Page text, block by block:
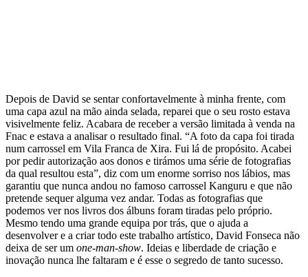
Depois de David se sentar confortavelmente à minha frente, com
uma capa azul na mão ainda selada, reparei que o seu rosto estava
visivelmente feliz. Acabara de receber a versão limitada à venda na
Fnac e estava a analisar o resultado final. “A foto da capa foi tirada
num carrossel em Vila Franca de Xira. Fui lá de propósito. Acabei
por pedir autorização aos donos e tirámos uma série de fotografias
da qual resultou esta”, diz com um enorme sorriso nos lábios, mas
garantiu que nunca andou no famoso carrossel Kanguru e que não
pretende sequer alguma vez andar. Todas as fotografias que
podemos ver nos livros dos álbuns foram tiradas pelo próprio.
Mesmo tendo uma grande equipa por trás, que o ajuda a
desenvolver e a criar todo este trabalho artístico, David Fonseca não
deixa de ser um one-man-show. Ideias e liberdade de criação e
inovação nunca lhe faltaram e é esse o segredo de tanto sucesso.